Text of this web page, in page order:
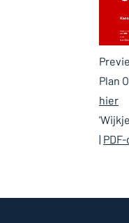
Plan
hier
|